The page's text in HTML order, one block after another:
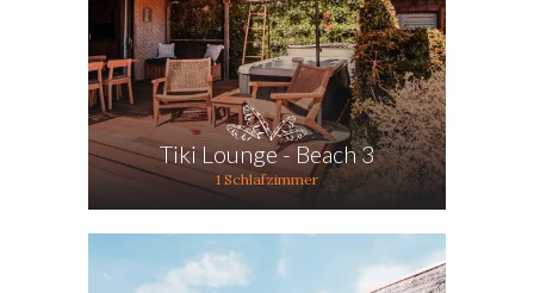
Tiki Lounge - Beach 3
1 Schlafzimmer